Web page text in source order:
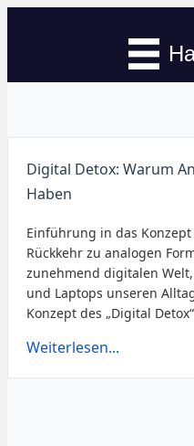
Digital Detox: Warum
Haben
Einführung in das
Rückkehr zu analogen
zunehmend digitalen
und Laptops unseren
Konzept des „Digital
Weiterlesen...